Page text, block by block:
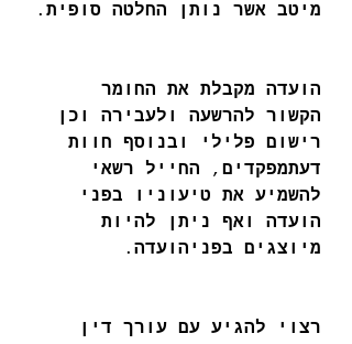
מיטב אשר נותן החלטה סופית .
הועדה מקבלת את החומר
הקשור להרשעה ולעבירה וכן
רישום פלילי ובנוסף חוות
דעתמפקדים , החייל רשאי
להשמיע את טיעוניו בפני
הועדה ואף ניתן להיות
מיוצגים בפניהועדה .
רצוי להגיע עם עורך דין